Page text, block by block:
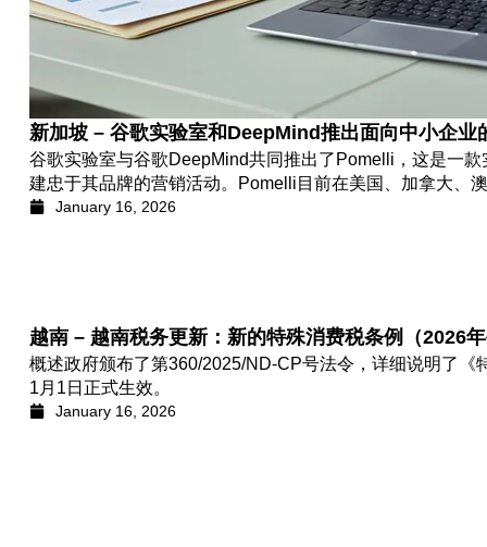
新加坡 – 谷歌实验室和DeepMind推出面向中小企
谷歌实验室与谷歌DeepMind共同推出了Pomelli，这是一
建忠于其品牌的营销活动。Pomelli目前在美国、加拿大、
January 16, 2026
越南 – 越南税务更新：新的特殊消费税条例（2026
概述政府颁布了第360/2025/ND-CP号法令，详细说明了
1月1日正式生效。
January 16, 2026